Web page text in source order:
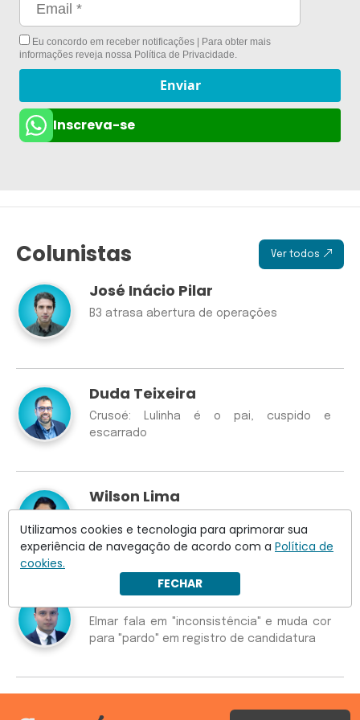
Utilizamos cookies e tecnologia para aprimorar sua
experiência de navegação de acordo com a Política de
cookies.
FECHAR
Eu concordo em receber notificações | Para obter mais
informações reveja nossa Política de Privacidade
Enviar
Inscreva-se
Colunistas Ver todos
José Inácio Pilar
B3 atrasa abertura de operações
Duda Teixeira
Crusoé: Lulinha é o pai, cuspido e
escarrado
Wilson Lima
palanque de Raquel Lyra em Pernambuco
Guilherme Resck
Elmar fala em "inconsistência" e muda cor
para "pardo" em registro de candidatura